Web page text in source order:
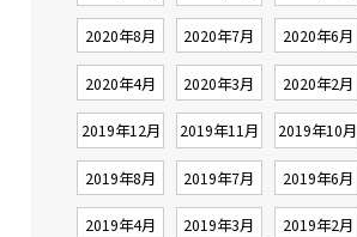
2020年8月 2020年7月 2020年6月
2020年4月 2020年3月 2020年2月
2019年12月 2019年11月 2019年10月
2019年8月 2019年7月 2019年6月
2019年4月 2019年3月 2019年2月